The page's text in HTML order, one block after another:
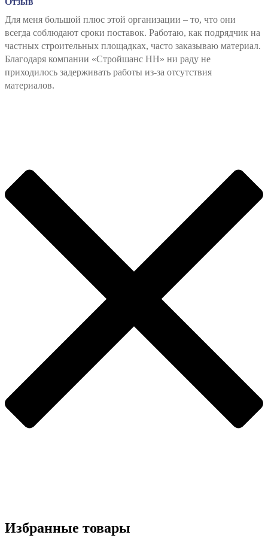
Для меня большой плюс этой организации – то, что они
всегда соблюдают сроки поставок. Работаю, как подрядчик на
частных строительных площадках, часто заказываю материал.
Благодаря компании «Стройшанс НН» ни раду не
приходилось задерживать работы из-за отсутствия
материалов.
Избранные товары